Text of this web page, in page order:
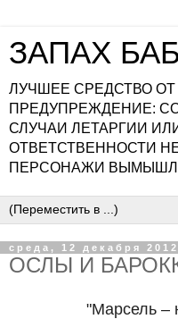
ЗАПАХ
ЛУЧШЕЕ СРЕДСТВО
ПРЕДУПРЕЖДЕНИЕ:
СЛУЧАИ ЛЕТАРГИИ
ОТВЕТСТВЕННОСТИ
ПЕРСОНАЖИ
среда, 12 декабря 2012
ОСЛЫ И
"Марсель –